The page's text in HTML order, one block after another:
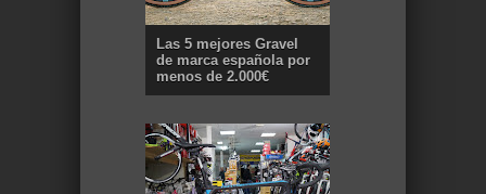
Las 5 mejores Gravel
de marca española por
menos de 2.000€